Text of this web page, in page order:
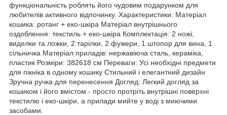
функціональність роблять його чудовим подарунком для
любителів активного відпочинку. Характеристики: Матеріал
кошика: ротанг + еко-шкіра Матеріал внутрішнього
оздоблення: текстиль + еко-шкіра Комплектація: 2 ножі,
виделки та ложки, 2 тарілки, 2 фужери, 1 штопор для вина, 1
сільничка Матеріал приладів: нержавіюча сталь, кераміка,
пластик Розміри: 382618 см Переваги: Усі необхідні предмети
для пікніка в одному кошику Стильний і елегантний дизайн
Зручна ручка для перенесення Догляд: Легкий догляд за
кошиком і його вмістом - просто протріть внутрішні поверхні
текстилю і еко-шкіри, а прилади мийте у воді з миючими
засобами.